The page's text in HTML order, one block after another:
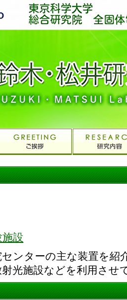
設
ンターの主な装置を紹
射光施設などを利用させ